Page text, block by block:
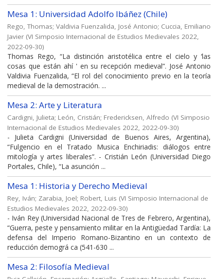
Mesa 1: Universidad Adolfo Ibáñez (Chile)
Rego, Thomas; Valdivia Fuenzalida, José Antonio; Cuccia, Emiliano
Javier (VI Simposio Internacional de Estudios Medievales 2022,
2022-09-30)
Thomas Rego, “La distinción aristotélica entre el cielo y ‘las
cosas que están ahí ' en su recepción medieval”. José Antonio
Valdivia Fuenzalida, “El rol del conocimiento previo en la teoría
medieval de la demostración. ...
Mesa 2: Arte y Literatura
Cardigni, Julieta; León, Cristián; Fredericksen, Alfredo (VI Simposio
Internacional de Estudios Medievales 2022, 2022-09-30)
- Julieta Cardigni (Universidad de Buenos Aires, Argentina),
“Fulgencio en el Tratado Musica Enchiriadis: diálogos entre
mitología y artes liberales”. - Cristián León (Universidad Diego
Portales, Chile), “La asunción ...
Mesa 1: Historia y Derecho Medieval
Rey, Iván; Zarabia, Joel; Robert, Luis (VI Simposio Internacional de
Estudios Medievales 2022, 2022-09-30)
- Iván Rey (Universidad Nacional de Tres de Febrero, Argentina),
“Guerra, peste y pensamiento militar en la Antigüedad Tardía: La
defensa del Imperio Romano-Bizantino en un contexto de
reducción demográ ca (541-630 ...
Mesa 2: Filosofía Medieval